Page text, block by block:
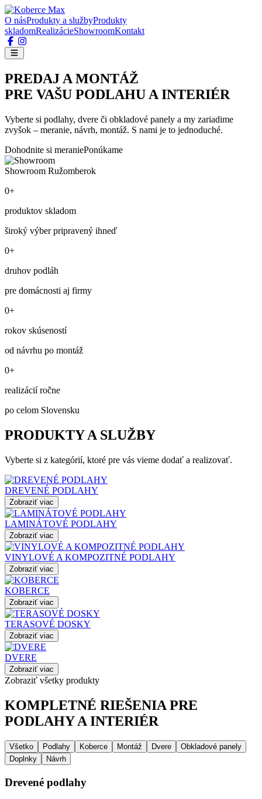
O násProdukty a službyProdukty
skladomRealizácieShowroomKontakt
PREDAJ A MONTÁŽ
PRE VAŠU PODLAHU A INTERIÉR
Vyberte si podlahy, dvere či obkladové panely a my zariadime
zvyšok – meranie, návrh, montáž. S nami je to jednoduché.
Dohodnite si meraniePonúkame
Showroom Ružomberok
0+
produktov skladom
široký výber pripravený ihneď
0+
druhov podláh
pre domácnosti aj firmy
0+
rokov skúseností
od návrhu po montáž
0+
realizácií ročne
po celom Slovensku
PRODUKTY A SLUŽBY
Vyberte si z kategórií, ktoré pre vás vieme dodať a realizovať.
DREVENÉ PODLAHY
Zobraziť viac
LAMINÁTOVÉ PODLAHY
Zobraziť viac
VINYLOVÉ A KOMPOZITNÉ PODLAHY
Zobraziť viac
KOBERCE
Zobraziť viac
TERASOVÉ DOSKY
Zobraziť viac
DVERE
Zobraziť viac
Zobraziť všetky produkty
KOMPLETNÉ RIEŠENIA PRE
PODLAHY A INTERIÉR
Všetko Podlahy Koberce Montáž Dvere
Obkladové panely
Doplnky
Návrh
Drevené podlahy